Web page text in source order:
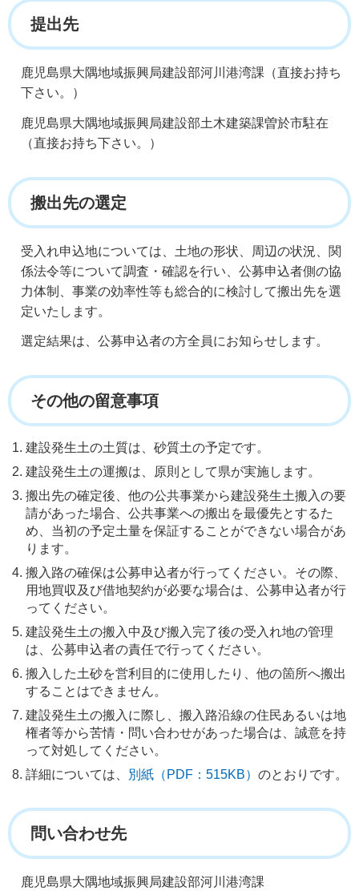
提出先
鹿児島県大隅地域振興局建設部河川港湾課（直接お持ち
下さい。）
鹿児島県大隅地域振興局建設部土木建築課曽於市駐在
（直接お持ち下さい。）
搬出先の選定
受入れ申込地については、土地の形状、周辺の状況、関
係法令等について調査・確認を行い、公募申込者側の協
力体制、事業の効率性等も総合的に検討して搬出先を選
定いたします。
選定結果は、公募申込者の方全員にお知らせします。
その他の留意事項
建設発生土の土質は、砂質土の予定です。
建設発生土の運搬は、原則として県が実施します。
搬出先の確定後、他の公共事業から建設発生土搬入の要
請があった場合、公共事業への搬出を最優先とするた
め、当初の予定土量を保証することができない場合があ
ります。
搬入路の確保は公募申込者が行ってください。その際、
用地買収及び借地契約が必要な場合は、公募申込者が行
ってください。
建設発生土の搬入中及び搬入完了後の受入れ地の管理
は、公募申込者の責任で行ってください。
搬入した土砂を営利目的に使用したり、他の箇所へ搬出
することはできません。
建設発生土の搬入に際し、搬入路沿線の住民あるいは地
権者等から苦情・問い合わせがあった場合は、誠意を持
って対処してください。
詳細については、
別紙（PDF：515KB） のとおりです。
問い合わせ先
鹿児島県大隅地域振興局建設部河川港湾課